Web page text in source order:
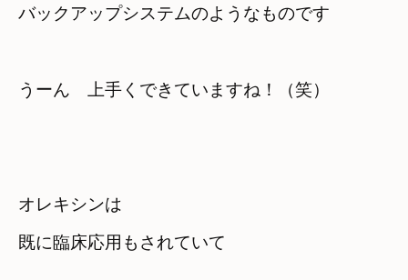
バックアップシステムのようなものです
うーん　上手くできていますね！（笑）
オレキシンは
既に臨床応用もされていて